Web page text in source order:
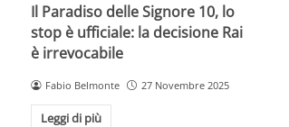
Il Paradiso delle Signore 10, lo
stop è ufficiale: la decisione Rai
è irrevocabile
Fabio Belmonte 27 Novembre 2025
Leggi di più